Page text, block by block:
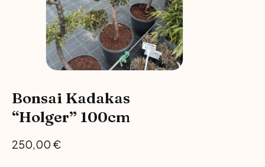
Bonsai Kadakas
“Holger” 100cm
250,00 €